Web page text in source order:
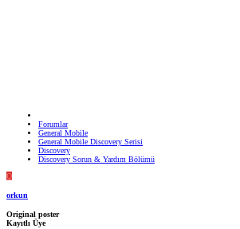
Forumlar
General Mobile
General Mobile Discovery Serisi
Discovery
Discovery Sorun & Yardım Bölümü
O
orkun
Original poster
Kayıtlı Üye